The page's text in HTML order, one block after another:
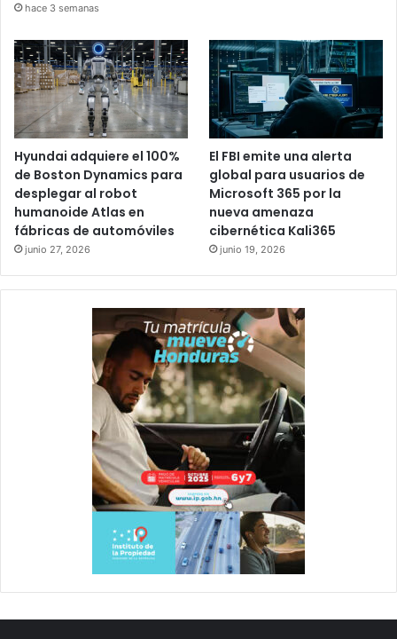
hace 3 semanas
Hyundai adquiere el 100%
de Boston Dynamics para
desplegar al robot
humanoide Atlas en
fábricas de automóviles
junio 27, 2026
El FBI emite una alerta
global para usuarios de
Microsoft 365 por la
nueva amenaza
cibernética Kali365
junio 19, 2026